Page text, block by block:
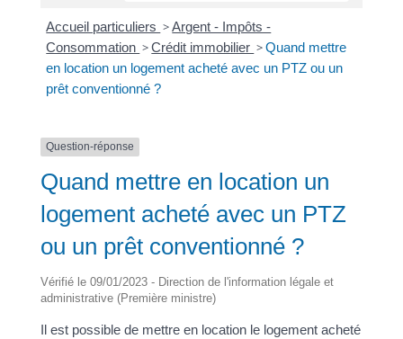
Accueil particuliers >Argent - Impôts -
Consommation >Crédit immobilier >Quand mettre
en location un logement acheté avec un PTZ ou un
prêt conventionné ?
Question-réponse
Quand mettre en location un
logement acheté avec un PTZ
ou un prêt conventionné ?
Vérifié le 09/01/2023 - Direction de l'information légale et
administrative (Première ministre)
Il est possible de mettre en location le logement acheté